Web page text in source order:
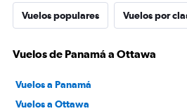
Vuelos populares Vuelos por
Vuelos de Panamá a Ottawa
Vuelos a Panamá
Vuelos a Ottawa